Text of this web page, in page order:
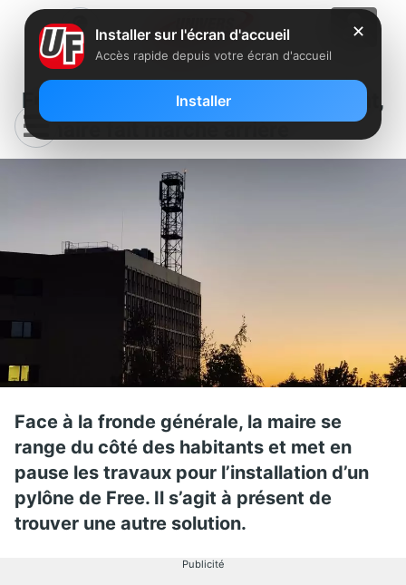
Free Mobile : les riverains grondent,
la maire fait marche arrière
Face à la fronde générale, la maire se
range du côté des habitants et met en
pause les travaux pour l’installation d’un
pylône de Free. Il s’agit à présent de
trouver une autre solution.
Publicité
✕
Installer sur l'écran d'accueil
Accès rapide depuis votre écran d'accueil
Installer